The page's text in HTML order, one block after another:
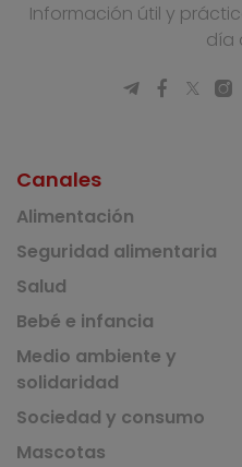
Información útil y
día
Canales
Alimentación
Seguridad alimentaria
Salud
Bebé e infancia
Medio ambiente y
solidaridad
Sociedad y consumo
Mascotas